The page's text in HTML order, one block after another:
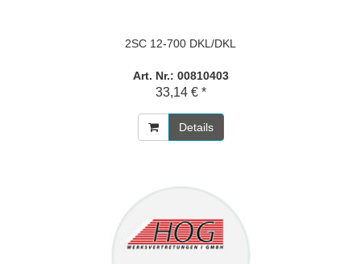
2SC 12-700 DKL/DKL
Art. Nr.: 00810403
33,14 € *
Details